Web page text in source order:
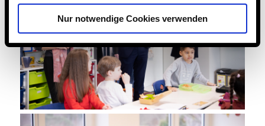
Nur notwendige Cookies verwenden